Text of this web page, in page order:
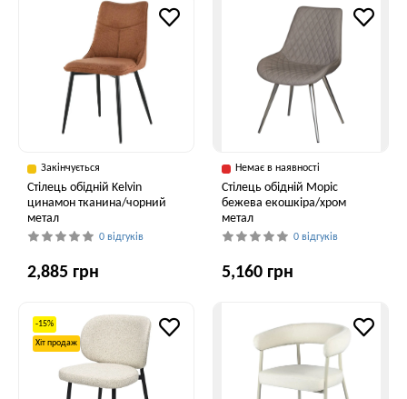
Закінчується
Cтілець обідній Kelvin
цинамон тканина/чорний
метал
0 відгуків
2,885 грн
Немає в наявності
Стілець обідній Моріс
бежева екошкіра/хром
метал
0 відгуків
5,160 грн
-15%
Хіт продаж